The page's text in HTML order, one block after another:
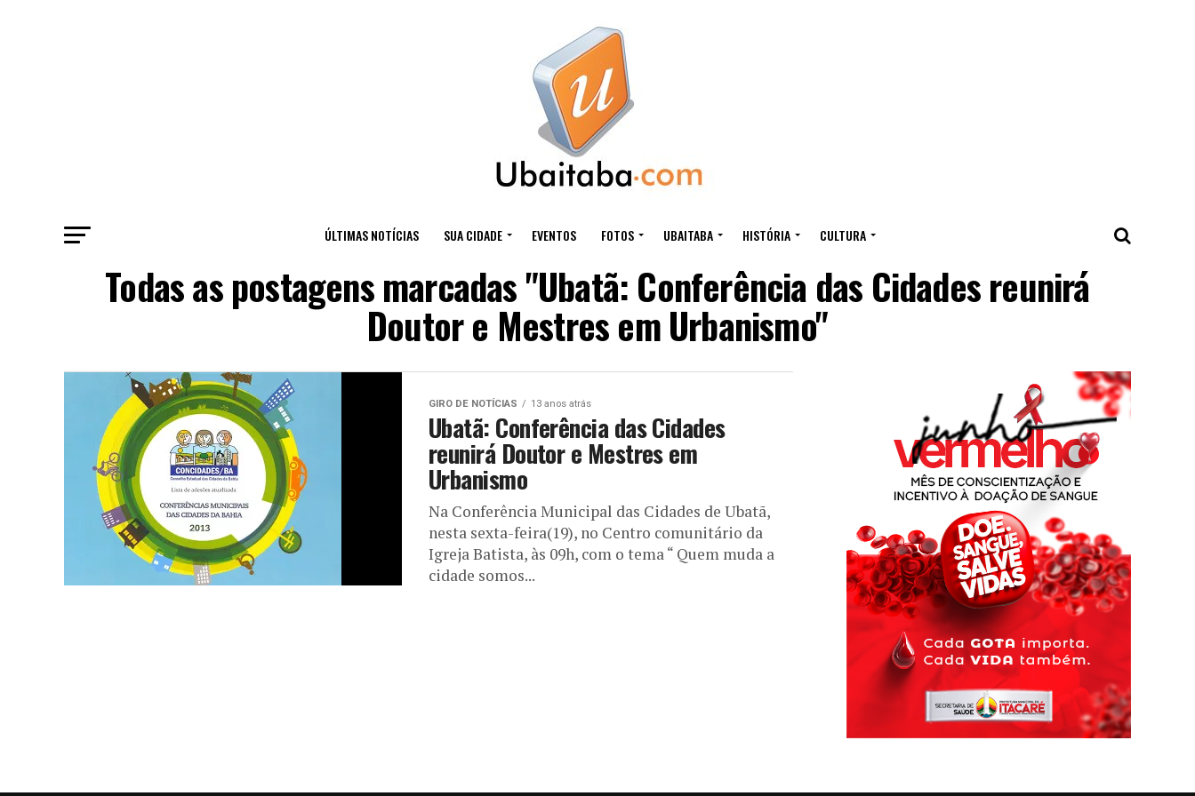
ÚLTIMAS NOTÍCIAS SUA CIDADE EVENTOS FOTOS UBAITABA HISTÓRIA CULTURA
Todas as postagens marcadas "Ubatã: Conferência das Cidades reunirá
Doutor e Mestres em Urbanismo"
GIRO DE NOTÍCIAS 13 anos atrás
Ubatã: Conferência das Cidades
reunirá Doutor e Mestres em
Urbanismo
Na Conferência Municipal das Cidades de Ubatã,
nesta sexta-feira(19), no Centro comunitário da
Igreja Batista, às 09h, com o tema “ Quem muda a
cidade somos...